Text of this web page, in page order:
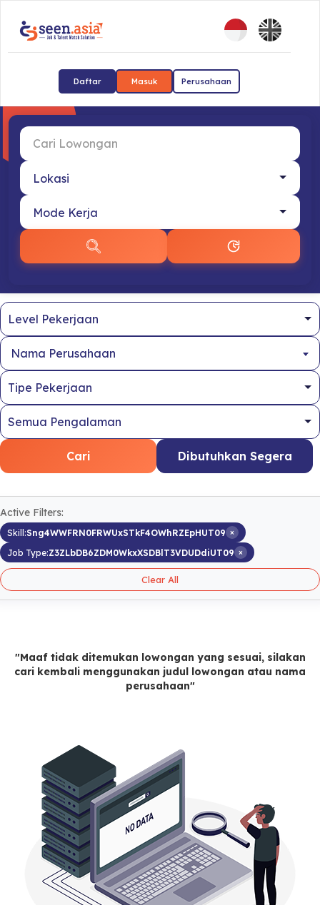
Daftar Masuk Perusahaan
Nama Perusahaan
Cari Dibutuhkan Segera
Active Filters:
Skill:Sng4WWFRN0FRWUxSTkF4OWhRZEpHUT09 ×
Job Type:Z3ZLbDB6ZDM0WkxXSDBlT3VDUDdiUT09 ×
Clear All
"Maaf tidak ditemukan lowongan yang sesuai, silakan
cari kembali menggunakan judul lowongan atau nama
perusahaan"